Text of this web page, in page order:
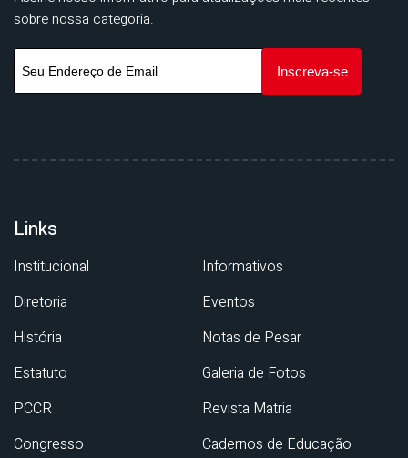
sobre nossa categoria.
Links
Institucional
Diretoria
História
Estatuto
PCCR
Congresso
Informativos
Eventos
Notas de Pesar
Galeria de Fotos
Revista Matria
Cadernos de Educação